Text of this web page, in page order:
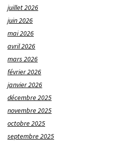
juillet 2026
juin 2026
mai 2026
avril 2026
mars 2026
février 2026
janvier 2026
décembre 2025
novembre 2025
octobre 2025
septembre 2025